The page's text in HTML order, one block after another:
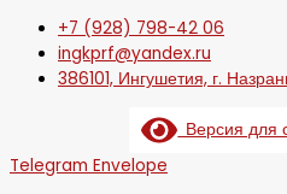
+7 (928) 798-42 06
ingkprf@yandex.ru
386101, Ингушетия, г.
Версия для
Telegram Envelope